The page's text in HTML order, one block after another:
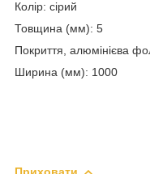
Колір: сірий
Товщина (мм): 5
Покриття, алюмінієва
Ширина (мм): 1000
Приховати